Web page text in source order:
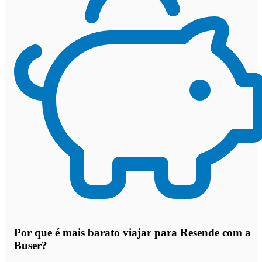
Por que é mais barato viajar para Resende com a
Buser?